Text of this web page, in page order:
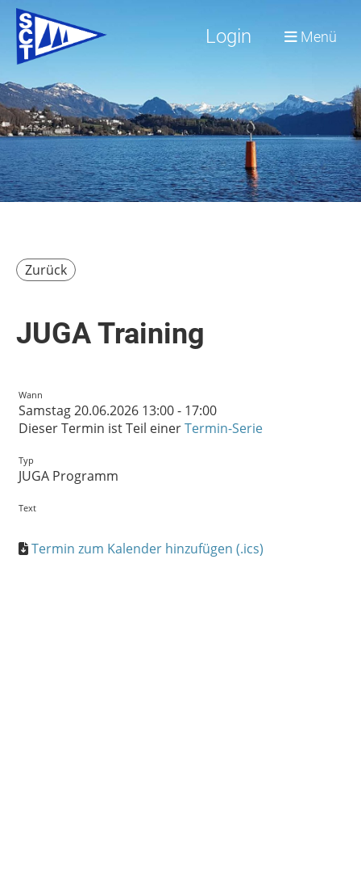
Login Menü
Zurück
JUGA Training
Wann
Samstag 20.06.2026 13:00 - 17:00
Dieser Termin ist Teil einerTermin-Serie
Typ
JUGA Programm
Text
Termin zum Kalender hinzufügen (.ics)